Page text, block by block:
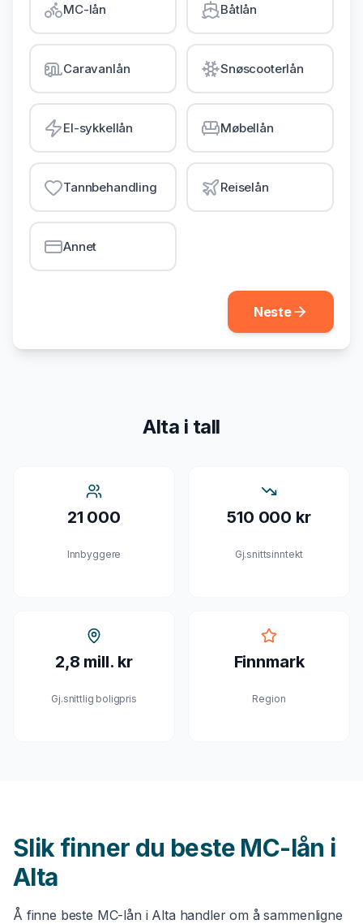
Gjeldsordning
Inkassohjelp
LÅN & KREDITT
Smålån
Lån uten sikkerhet
Kredittkort
Lån på dagen
MC-lån Båtlån
Caravanlån Snøscooterlån
El-sykkellån Møbellån
Tannbehandling Reiselån
Annet
Neste
Alta i tall
21 000
Innbyggere
510 000 kr
Gj.snittsinntekt
2,8 mill. kr
Gj.snittlig boligpris
Finnmark
Region
Slik finner du beste MC-lån i
Alta
Å finne beste MC-lån i Alta handler om å sammenligne